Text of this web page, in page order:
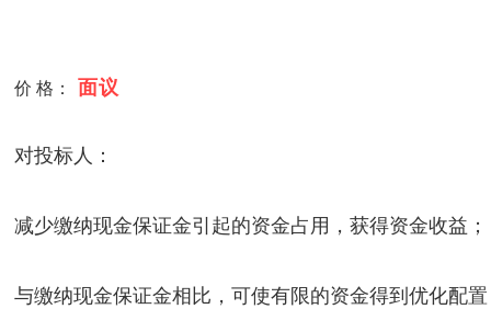
价 格： 面议
对投标人：
减少缴纳现金保证金引起的资金占用，获得资金收益；
与缴纳现金保证金相比，可使有限的资金得到优化配